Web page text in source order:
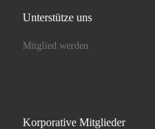
Unterstütze uns
Mitglied werden
Korporative Mitglieder